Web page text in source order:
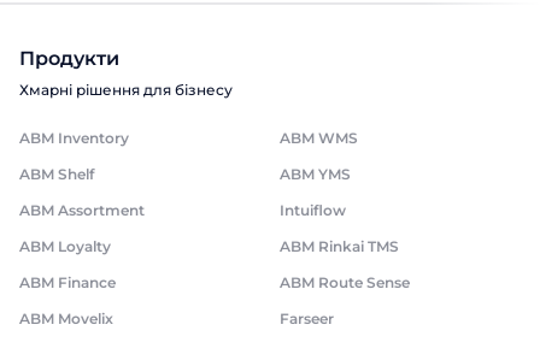
Продукти
Хмарні рішення для бізнесу
ABM Inventory
ABM WMS
ABM Shelf
ABM YMS
ABM Assortment
Intuiflow
ABM Loyalty
ABM Rinkai TMS
ABM Finance
ABM Route Sense
ABM Movelix
Farseer